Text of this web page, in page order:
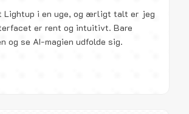
Lightup i en uge, og ærligt talt er jeg
er rent og intuitivt. Bare
og se AI-magien udfolde sig.